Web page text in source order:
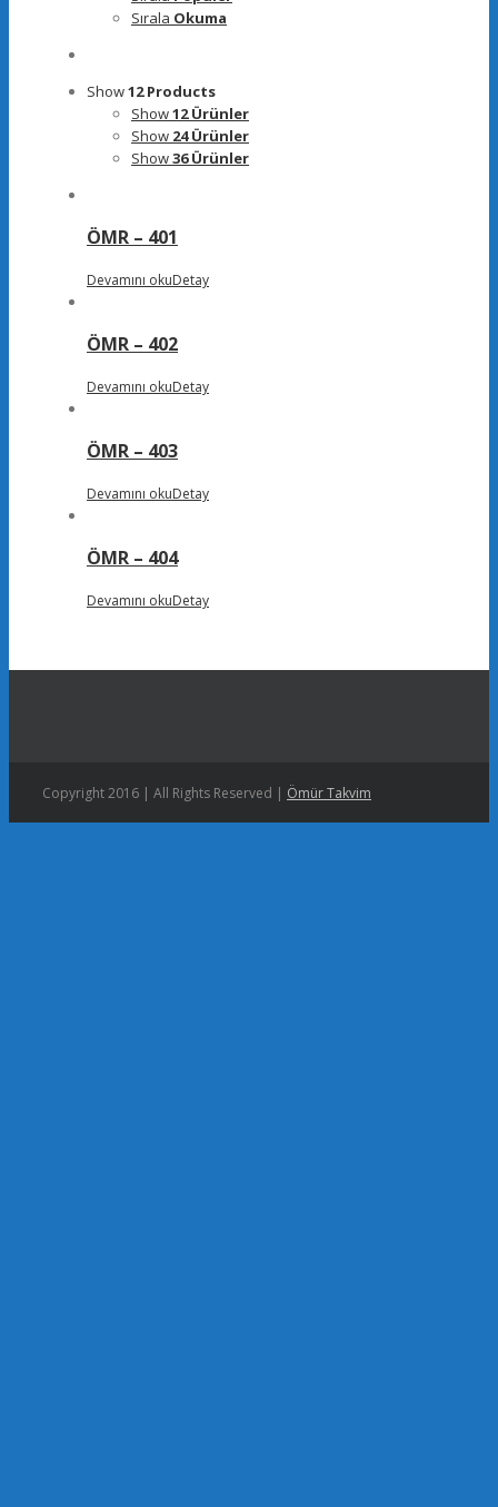
Sırala Okuma
Show12 Products
Show12 Ürünler
Show 24 Ürünler
Show36 Ürünler
ÖMR – 401
Devamını okuDetay
ÖMR – 402
Devamını okuDetay
ÖMR – 403
Devamını okuDetay
ÖMR – 404
Devamını okuDetay
Copyright 2016 | All Rights Reserved | Ömür Takvim